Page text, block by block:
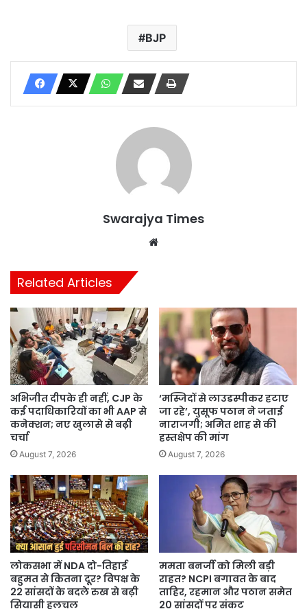
BJP
Swarajya Times
Related Articles
अभिजीत दीपके ही नहीं, CJP के
कई पदाधिकारियों का भी AAP से
कनेक्शन; नए खुलासे से बढ़ी
चर्चा
August 7, 2026
‘मस्जिदों से लाउडस्पीकर हटाए
जा रहे’, युसूफ पठान ने जताई
नाराजगी; अमित शाह से की
हस्तक्षेप की मांग
August 7, 2026
लोकसभा में NDA दो-तिहाई
बहुमत से कितना दूर? विपक्ष के
22 सांसदों के बदले रुख से बढ़ी
सियासी हलचल
ममता बनर्जी को मिली बड़ी
राहत? NCPI बगावत के बाद
ताहिर, रहमान और पठान समेत
20 सांसदों पर संकट